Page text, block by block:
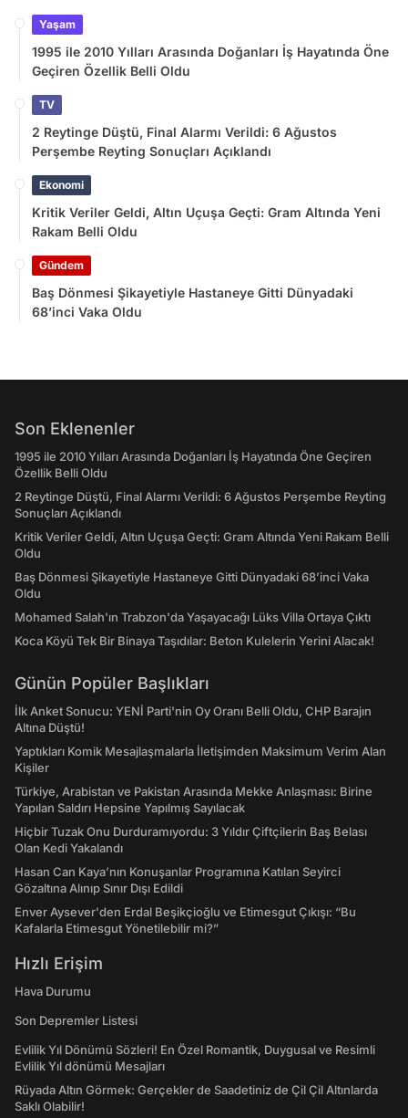
Yaşam
1995 ile 2010 Yılları Arasında Doğanları İş Hayatında Öne
Geçiren Özellik Belli Oldu
TV
2 Reytinge Düştü, Final Alarmı Verildi: 6 Ağustos
Perşembe Reyting Sonuçları Açıklandı
Ekonomi
Kritik Veriler Geldi, Altın Uçuşa Geçti: Gram Altında Yeni
Rakam Belli Oldu
Gündem
Baş Dönmesi Şikayetiyle Hastaneye Gitti Dünyadaki
68’inci Vaka Oldu
Son Eklenenler
1995 ile 2010 Yılları Arasında Doğanları İş Hayatında Öne Geçiren
Özellik Belli Oldu
2 Reytinge Düştü, Final Alarmı Verildi: 6 Ağustos Perşembe Reyting
Sonuçları Açıklandı
Kritik Veriler Geldi, Altın Uçuşa Geçti: Gram Altında Yeni Rakam Belli
Oldu
Baş Dönmesi Şikayetiyle Hastaneye Gitti Dünyadaki 68’inci Vaka
Oldu
Mohamed Salah'ın Trabzon'da Yaşayacağı Lüks Villa Ortaya Çıktı
Koca Köyü Tek Bir Binaya Taşıdılar: Beton Kulelerin Yerini Alacak!
Günün Popüler Başlıkları
İlk Anket Sonucu: YENİ Parti'nin Oy Oranı Belli Oldu, CHP Barajın
Altına Düştü!
Yaptıkları Komik Mesajlaşmalarla İletişimden Maksimum Verim Alan
Kişiler
Türkiye, Arabistan ve Pakistan Arasında Mekke Anlaşması: Birine
Yapılan Saldırı Hepsine Yapılmış Sayılacak
Hiçbir Tuzak Onu Durduramıyordu: 3 Yıldır Çiftçilerin Baş Belası
Olan Kedi Yakalandı
Hasan Can Kaya’nın Konuşanlar Programına Katılan Seyirci
Gözaltına Alınıp Sınır Dışı Edildi
Enver Aysever'den Erdal Beşikçioğlu ve Etimesgut Çıkışı: “Bu
Kafalarla Etimesgut Yönetilebilir mi?”
Hızlı Erişim
Hava Durumu
Son Depremler Listesi
Evlilik Yıl Dönümü Sözleri! En Özel Romantik, Duygusal ve Resimli
Evlilik Yıl dönümü Mesajları
Rüyada Altın Görmek: Gerçekler de Saadetiniz de Çil Çil Altınlarda
Saklı Olabilir!